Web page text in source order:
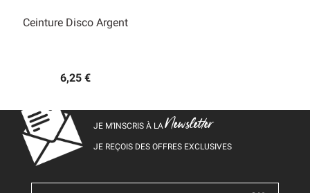
Ceinture Disco Argent
6,25 €
JE M’INSCRIS À LANewsletter
JE REÇOIS DES OFFRES EXCLUSIVES